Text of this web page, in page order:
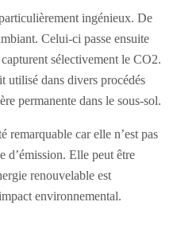
ingénieux. De
Celui-ci passe ensuite
sélectivement le CO2.
utilisé dans divers procédés
permanente dans le sous-sol.
car elle n’est pas
d’émission. Elle peut être
renouvelable est
environnemental.